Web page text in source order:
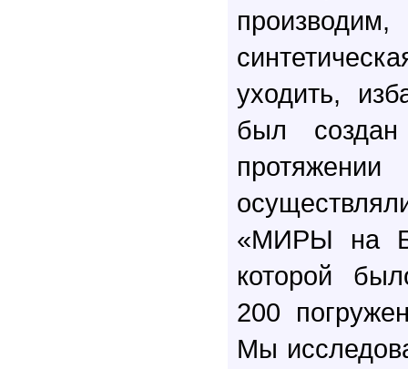
уходить,
был
«МИРЫ на
которой
200
Мы